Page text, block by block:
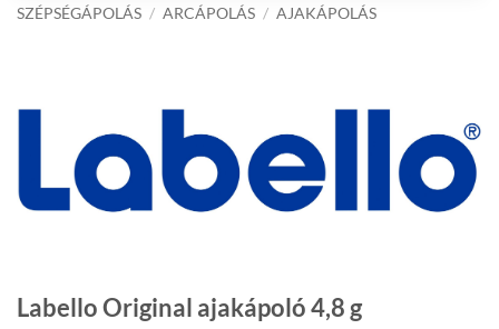
SZÉPSÉGÁPOLÁS / ARCÁPOLÁS / AJAKÁPOLÁS
Labello Original ajakápoló 4,8 g